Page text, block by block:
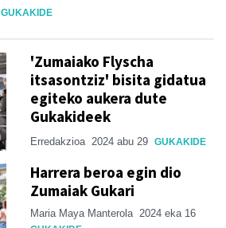
GUKAKIDE
'Zumaiako Flyscha
itsasontziz' bisita gidatua
egiteko aukera dute
Gukakideek
Erredakzioa 2024 abu 29 GUKAKIDE
Harrera beroa egin dio
Zumaiak Gukari
Maria Maya Manterola 2024 eka 16